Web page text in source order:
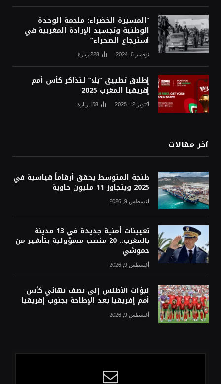
“المسيرة الخضراء: ملحمة الوحدة
الوطنية وتجسيد الإرادة المغربية في
استرجاع الصحراء”
نوفمبر 6, 2024 228زيارة
إطلاق تطبيق “يلا” لتذاكر كأس أمم
إفريقيا المغرب 2025
أكتوبر 12, 2025 158 زيارة
آخر مقالات
طنجة المتوسط يحقق أرقاماً قياسية في
2025 ويتجاوز 11 مليون حاوية
أغسطس 9, 2026
تعيينات أمنية جديدة في 13 مدينة
بالمغرب.. 20 منصب مسؤولية بتأشير من
حموشي
أغسطس 9, 2026
لبؤات الأطلس إلى نصف نهائي كأس
أمم إفريقيا بعد الإطاحة بجنوب إفريقيا
أغسطس 9, 2026